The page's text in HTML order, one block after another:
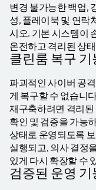
변경 불가능한 백업,
성, 플레이북 및 연락
시오. 기본 시스템이
온전하고 격리된 상
클린룸 복구 기
파괴적인 사이버 공
게 복구할 수 없습니
재구축하려면 격리
확인 및 검증을 가능
상태로 운영되도록
실행되고, 의사 결정
있게 다시 확장할 수
검증된 운영 기